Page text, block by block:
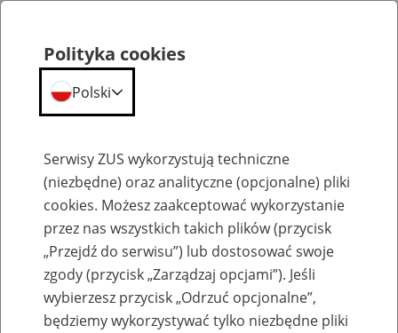
Szkolenia
Polityka cookies
Polski
Serwisy ZUS wykorzystują techniczne
(niezbędne) oraz analityczne (opcjonalne) pliki
cookies. Możesz zaakceptować wykorzystanie
przez nas wszystkich takich plików (przycisk
„Przejdź do serwisu”) lub dostosować swoje
zgody (przycisk „Zarządzaj opcjami”). Jeśli
wybierzesz przycisk „Odrzuć opcjonalne”,
będziemy wykorzystywać tylko niezbędne pliki